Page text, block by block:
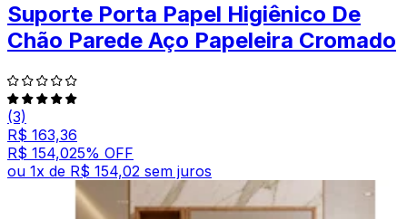
Suporte Porta Papel Higiênico De
Chão Parede Aço Papeleira Cromado
(3)
R$ 163,36
R$ 154,025% OFF
ou 1x de R$ 154,02 sem juros